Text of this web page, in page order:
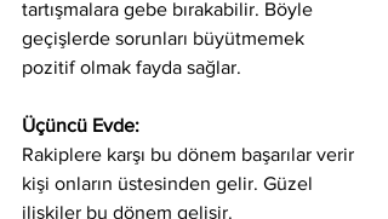
tartışmalara gebe bırakabilir. Böyle
geçişlerde sorunları büyütmemek
pozitif olmak fayda sağlar.
Üçüncü Evde:
Rakiplere karşı bu dönem başarılar verir
kişi onların üstesinden gelir. Güzel
ilişkiler bu dönem gelişir.